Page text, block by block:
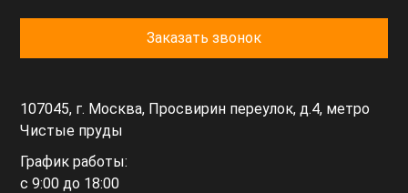
Заказать звонок
107045, г. Москва, Просвирин переулок, д.4, метро
Чистые пруды
График работы:
с 9:00 до 18:00